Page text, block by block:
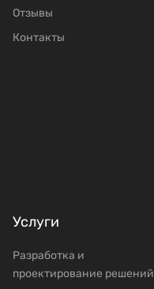
Отзывы
Контакты
Услуги
Разработка и
проектирование решений